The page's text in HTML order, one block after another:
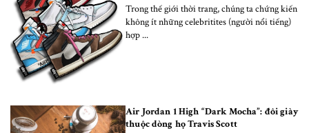
Trong thế giới thời trang, chúng ta chứng kiến
không ít những celebritites (người nổi tiếng)
hợp ...
Air Jordan 1 High “Dark Mocha”: đôi giày
thuộc dòng họ Travis Scott